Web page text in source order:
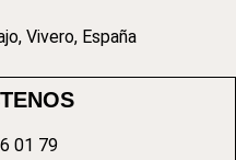
Vivero, España
01 79